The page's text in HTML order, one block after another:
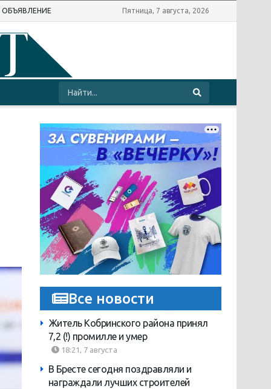
ОБЪЯВЛЕНИЕ Пятница, 7 августа, 2026
Все новости
Житель Кобринского района принял
7,2 (!) промилле и умер
18:21, 7 августа
В Бресте сегодня поздравляли и
награждали лучших строителей